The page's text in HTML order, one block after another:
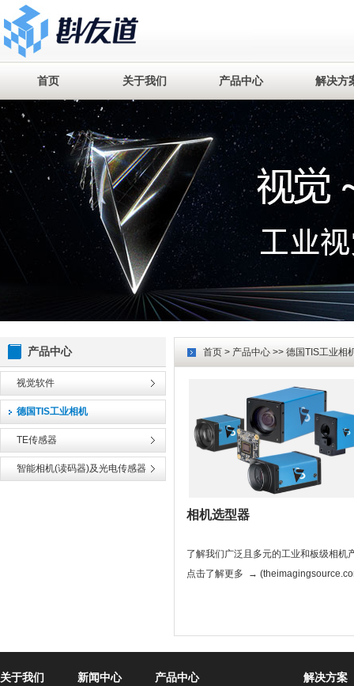
首页 关于我们 产品中心 解决方
产品中心
视觉软件
德国TIS工业相机
TE传感器
智能相机(读码器)及光电传感器
首页 > 产品中心 >> 德国TIS工业相
相机选型器
了解我们广泛且多元的工业和板级相机
点击了解更多 →
关于我们 新闻中心 产品中心 解决方案